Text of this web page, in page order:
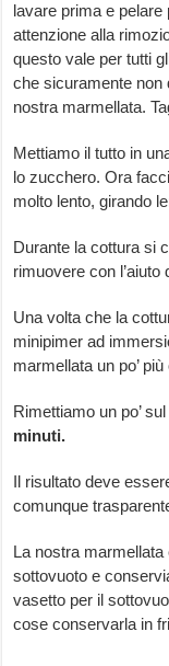
lavare prima e
attenzione alla
questo vale per tutti
che sicuramente non
nostra marmellata.
Mettiamo il tutto in
lo zucchero. Ora
molto lento, girando
Durante la cottura si
rimuovere con l’aiuto
Una volta che la
minipimer ad
marmellata un po’
Rimettiamo un po’
minuti.
Il risultato deve
comunque
La nostra
sottovuoto e
vasetto per il
cose conservarla in